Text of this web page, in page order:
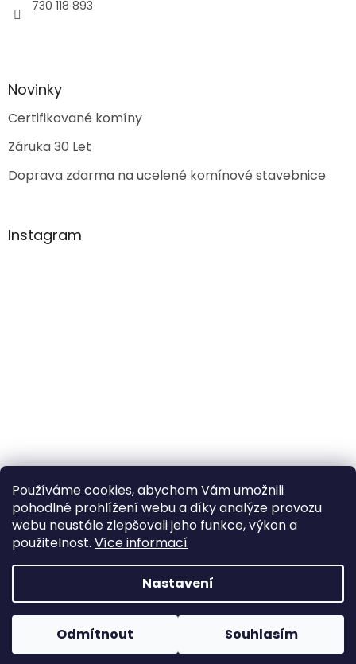
Používáme cookies, abychom Vám umožnili
pohodlné prohlížení webu a díky analýze provozu
webu neustále zlepšovali jeho funkce, výkon a
použitelnost. Více informací
Nastavení
Odmítnout Souhlasím
730 118 893
Novinky
Certifikované komíny
Záruka 30 Let
Doprava zdarma na ucelené komínové stavebnice
Instagram
Sledovat na Instagramu
Vytvořil Shoptet
Copyright 2026Poctivý komín. Všechna práva
vyhrazena.
Upravit nastavení cookies